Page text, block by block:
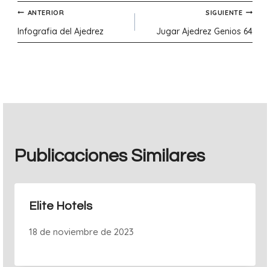
Navegación
de
ANTERIOR
Infografia del Ajedrez
SIGUIENTE
Jugar Ajedrez Genios 64
Publicaciones Similares
Elite Hotels
18 de noviembre de 2023